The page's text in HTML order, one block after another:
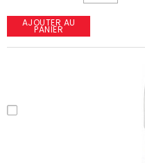
AJOUTER AU
PANIER